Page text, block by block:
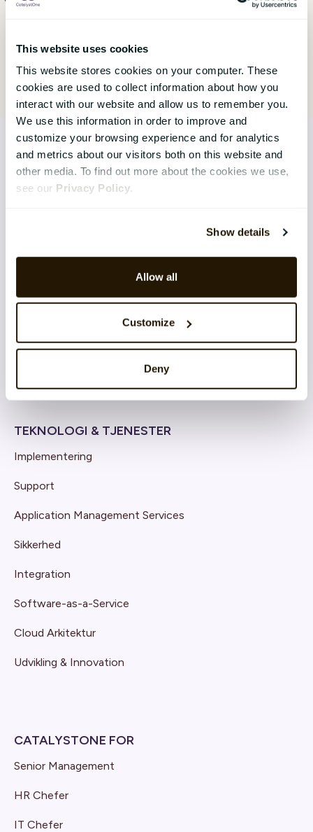
This website uses cookies
This website stores cookies on your computer. These
cookies are used to collect information about how you
interact with our website and allow us to remember you.
We use this information in order to improve and
customize your browsing experience and for analytics
and metrics about our visitors both on this website and
other media. To find out more about the cookies we use,
see our Privacy Policy.
Show details
Allow all
Customize
Deny
LØSNINGER
Talent & Succession
Employee Engagement
TEKNOLOGI & TJENESTER
Implementering
Support
Application Management Services
Sikkerhed
Integration
Software-as-a-Service
Cloud Arkitektur
Udvikling & Innovation
CATALYSTONE FOR
Senior Management
HR Chefer
IT Chefer